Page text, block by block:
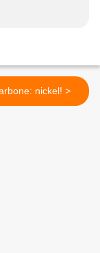
Bilan carbone: nickel! >